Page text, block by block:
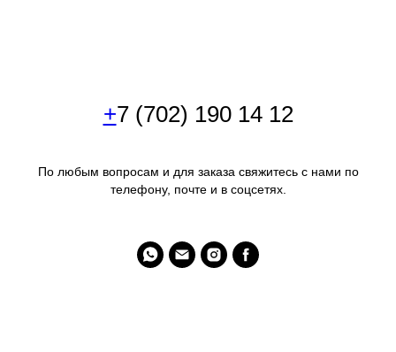
+7 (702) 190 14 12
По любым вопросам и для заказа свяжитесь с нами по
телефону, почте и в соцсетях.